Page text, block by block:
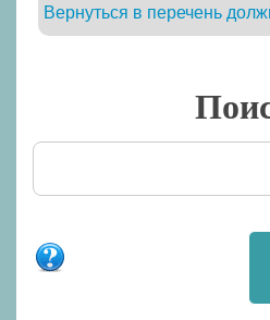
Вернуться в перечень